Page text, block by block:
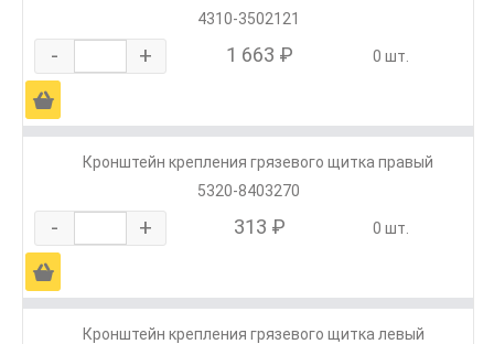
4310-3502121
- + 1 663 ₽ 0 шт.
Ä
Кронштейн крепления грязевого щитка правый
5320-8403270
- + 313 ₽ 0 шт.
Ä
Кронштейн крепления грязевого щитка левый